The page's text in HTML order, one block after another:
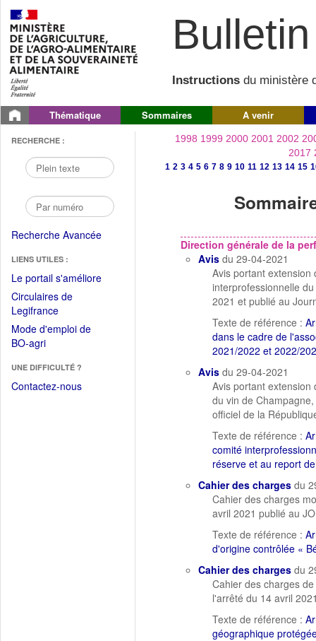
Instructions du ministère
Thématique Sommaires A venir
RECHERCHE :
Recherche Avancée
LIENS UTILES :
Le portail s'améliore(Fichier
Circulaires de
Legifrance(Ouvrir
dans
une
fenêtre)
Mode d'emploi de
BO-agri(Ouvrir
une
nouvelle
UNE DIFFICULTÉ ?
Contactez-nous
1998 1999 2000 2001 2002
2017
1 2 3 4 5 6 7 8 9 10 11 12 13 14 15
Direction générale de la
Avis du 29-04-2021
Avis portant
interprofessionnelle
2021 et publié au
Texte de référence :
dans le cadre de
2021/2022 et 2022/
Avis du 29-04-2021
Avis portant
du vin de
officiel de la
Texte de référence :
comité
réserve et au report
Cahier des charges du
Cahier des charges
avril 2021 publié au
Texte de référence :
d'origine contrôlée «
Cahier des charges du
Cahier des charges
l'arrêté du 14 avril
Texte de référence :
géographique